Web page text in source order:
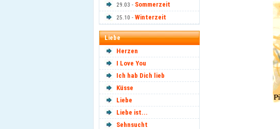
29.03 - Sommerzeit
25.10 - Winterzeit
Liebe
Herzen
I Love You
Ich hab Dich lieb
Küsse
Liebe
Liebe ist...
Sehnsucht